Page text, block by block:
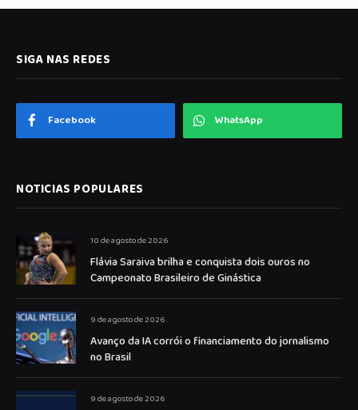
SIGA NAS REDES
Facebook WhatsApp
NOTICIAS POPULARES
10 de agosto de 2026
Flávia Saraiva brilha e conquista dois ouros no
Campeonato Brasileiro de Ginástica
9 de agosto de 2026
Avanço da IA corrói o financiamento do jornalismo
no Brasil
9 de agosto de 2026